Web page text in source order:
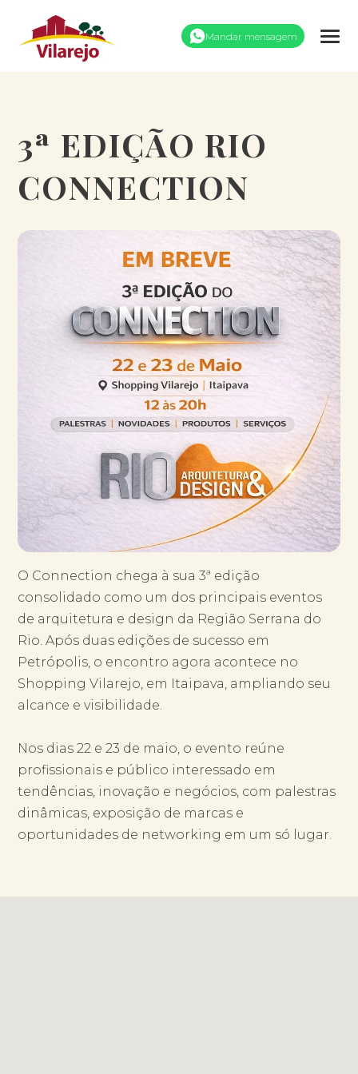
Mandar mensagem
3ª EDIÇÃO RIO
CONNECTION
O Connection chega à sua 3ª edição
consolidado como um dos principais eventos
de arquitetura e design da Região Serrana do
Rio. Após duas edições de sucesso em
Petrópolis, o encontro agora acontece no
Shopping Vilarejo, em Itaipava, ampliando seu
alcance e visibilidade.
Nos dias 22 e 23 de maio, o evento reúne
profissionais e público interessado em
tendências, inovação e negócios, com palestras
dinâmicas, exposição de marcas e
oportunidades de networking em um só lugar.